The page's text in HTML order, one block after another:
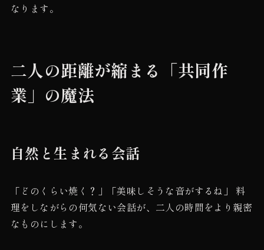
なります。
二人の距離が縮まる「共同作
業」の魔法
自然と生まれる会話
「どのくらい焼く？」「美味しそうな音がするね」 料
理をしながらの何気ない会話が、二人の時間をより親密
なものにします。